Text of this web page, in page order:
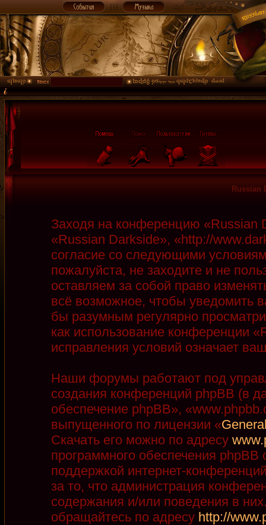
Russian
Заходя на конференцию
«Russian Darkside», «http://
согласие со следующими
пожалуйста, не заходите и не
оставляем за собой право
всё возможное, чтобы уведомить
бы разумным регулярно
как использование конференции
исправления условий означает
Наши форумы работают под
создания конференций phpBB (в
обеспечение phpBB»,
выпущенного по лицензии «
Скачать его можно по адресу
программного обеспечения phpBB
поддержкой интернет-
за то, что администрация
содержания и/или поведения в
обращайтесь по адресу http://